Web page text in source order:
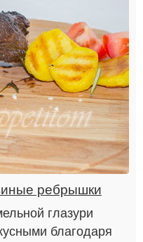
ребрышки
глазури
благодаря